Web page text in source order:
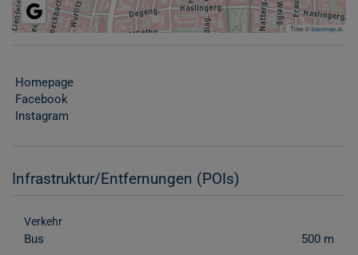
Tiles ©basemap.at
Homepage
Facebook
Instagram
Infrastruktur/Entfernungen (POIs)
Verkehr
Bus
500 m